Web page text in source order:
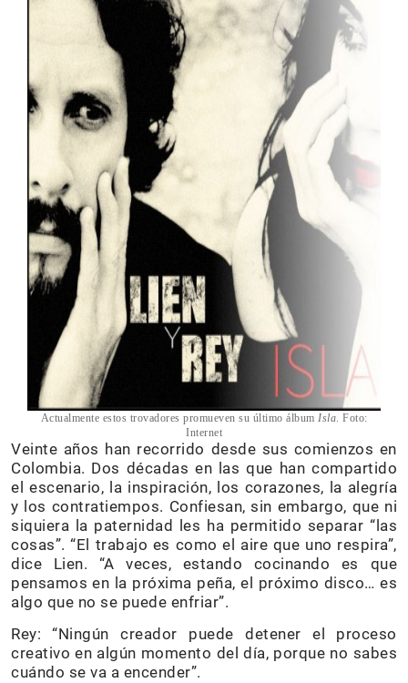
Actualmente estos trovadores promueven su último álbum Isla. Foto:
Internet
Veinte años han recorrido desde sus comienzos en
Colombia. Dos décadas en las que han compartido
el escenario, la inspiración, los corazones, la alegría
y los contratiempos. Confiesan, sin embargo, que ni
siquiera la paternidad les ha permitido separar “las
cosas”. “El trabajo es como el aire que uno respira”,
dice Lien. “A veces, estando cocinando es que
pensamos en la próxima peña, el próximo disco… es
algo que no se puede enfriar”.
Rey: “Ningún creador puede detener el proceso
creativo en algún momento del día, porque no sabes
cuándo se va a encender”.